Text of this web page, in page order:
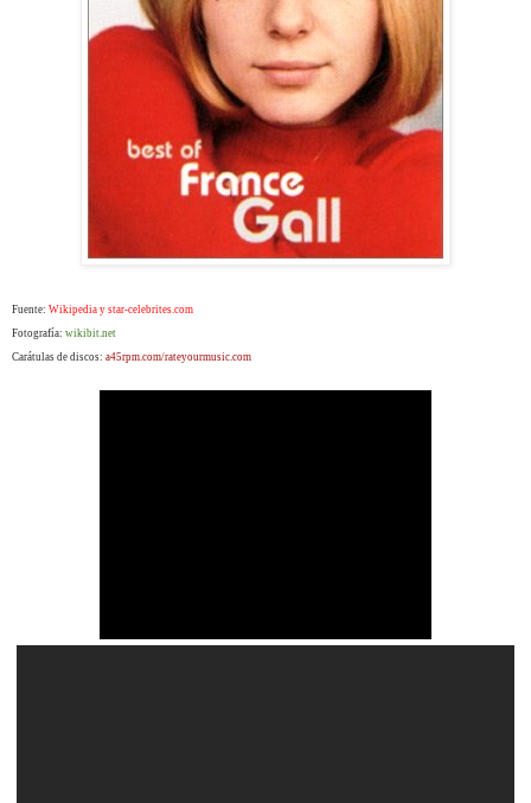
Fuente: Wikipedia y star-celebrites.com
Fotografía: wikibit.net
Carátulas de discos: a45rpm.com/rateyourmusic.com